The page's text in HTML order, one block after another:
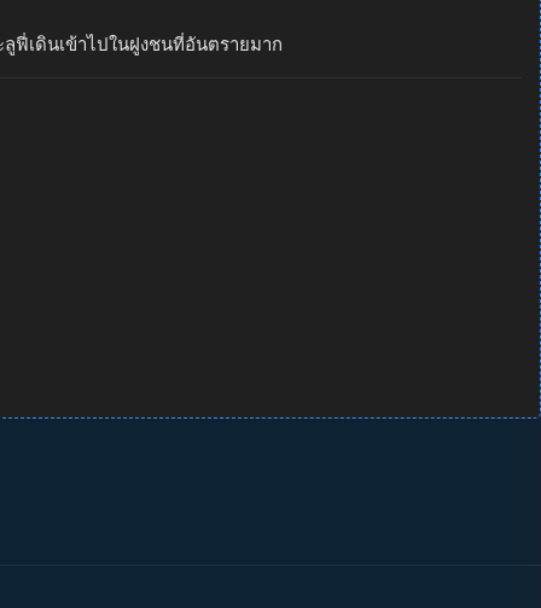
ฟี่เดินเข้าไปในฝูงชนที่อันตรายมาก